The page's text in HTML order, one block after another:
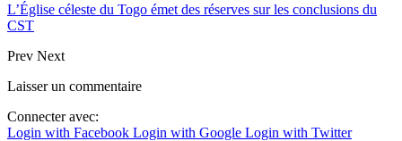
L’Église céleste du Togo émet des réserves sur les conclusions du
CST
Prev Next
Laisser un commentaire
Connecter avec:
Login with Facebook Login with Google Login with Twitter